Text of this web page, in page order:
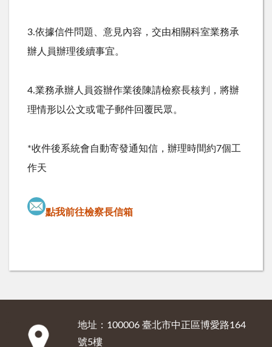
3.依據信件問題、意見內容，交由相關科室業務承
辦人員辦理後續事宜。
4.業務承辦人員簽辦作業後陳請檢察長核判，將辦
理情形以公文或電子郵件回覆民眾。
*收件後系統會自動寄發通知信，辦理時間約7個工
作天
點我前往檢察長信箱
地址：100006 臺北市中正區博愛路164
號5樓